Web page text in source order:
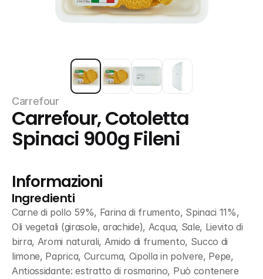
Carrefour
Carrefour, Cotoletta
Spinaci 900g Fileni
Informazioni
Ingredienti
Carne di pollo 59%, Farina di frumento, Spinaci 11%,
Oli vegetali (girasole, arachide), Acqua, Sale, Lievito di
birra, Aromi naturali, Amido di frumento, Succo di
limone, Paprica, Curcuma, Cipolla in polvere, Pepe,
Antiossidante: estratto di rosmarino, Può contenere